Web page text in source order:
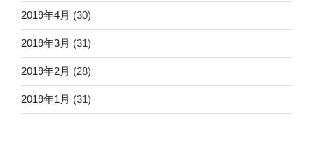
2019年4月 (30)
2019年3月 (31)
2019年2月 (28)
2019年1月 (31)